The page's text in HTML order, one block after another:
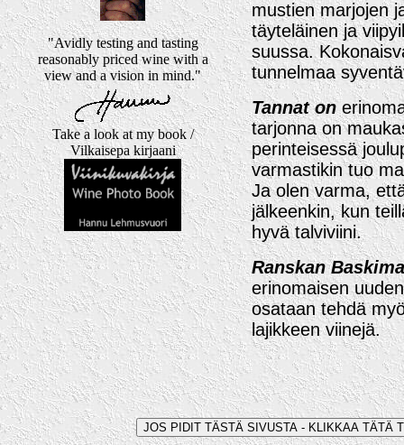
"Avidly testing and tasting
reasonably priced wine with a
view and a vision in mind."
Take a look at my book /
Vilkaisepa kirjaani
mustien marjojen
täyteläinen ja
suussa.
tunnelmaa
Tannat on
tarjonna on
perinteisessä
varmastikin tuo
Ja olen varma,
jälkeenkin, kun
hyvä talviviini.
Ranskan
erinomaisen
osataan tehdä
lajikkeen viinejä.